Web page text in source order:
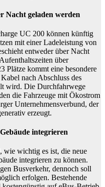
Nacht geladen werden
UC 200 können künftig
mit einer Ladeleistung von
entweder über Nacht
über
Plätze kommt eine besondere
nach Abschluss des
wird. Die Durchfahrwege
die Fahrzeuge mit Ökostrom
Unternehmensverbund, der
erzeugt.
integrieren
wie wichtig es ist, die neue
integrieren zu können.
Busverkehr, dennoch soll
erfolgen. Bestehende